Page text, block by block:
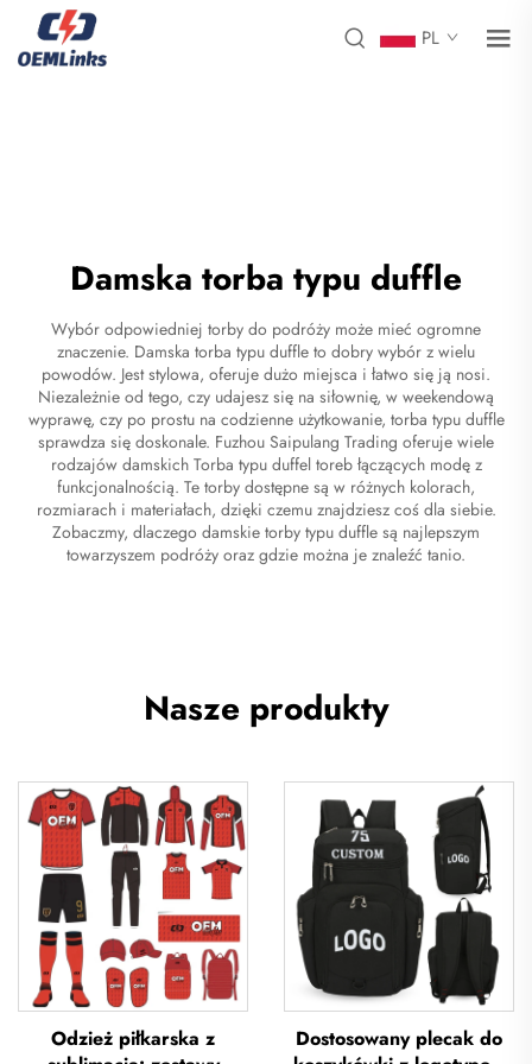
PL
Damska torba typu duffle
Wybór odpowiedniej torby do podróży może mieć ogromne
znaczenie. Damska torba typu duffle to dobry wybór z wielu
powodów. Jest stylowa, oferuje dużo miejsca i łatwo się ją nosi.
Niezależnie od tego, czy udajesz się na siłownię, w weekendową
wyprawę, czy po prostu na codzienne użytkowanie, torba typu duffle
sprawdza się doskonale. Fuzhou Saipulang Trading oferuje wiele
rodzajów damskich Torba typu duffel toreb łączących modę z
funkcjonalnością. Te torby dostępne są w różnych kolorach,
rozmiarach i materiałach, dzięki czemu znajdziesz coś dla siebie.
Zobaczmy, dlaczego damskie torby typu duffle są najlepszym
towarzyszem podróży oraz gdzie można je znaleźć tanio.
Nasze produkty
Odzież piłkarska z
Dostosowany plecak do